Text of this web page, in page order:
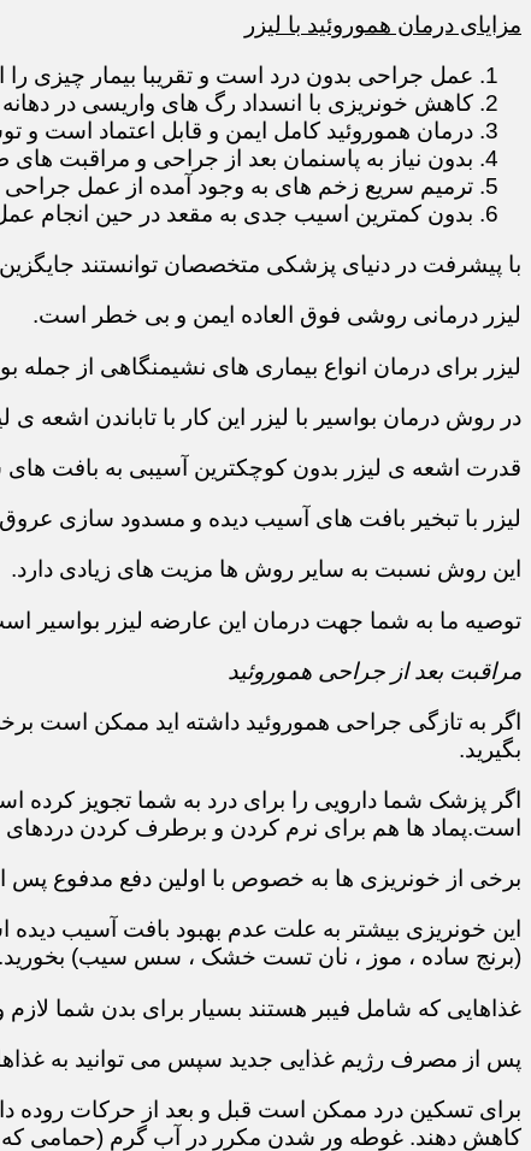
مزایای درمان هموروئید با لیزر
عمل جراحی بدون درد است و تقریبا بیمار چیزی
کاهش خونریزی با انسداد رگ های واریسی در
درمان هموروئید کامل ایمن و قابل اعتماد است و
بدون نیاز به پاسنمان بعد از جراحی و مراقبت های
ترمیم سریع زخم های به وجود آمده از عمل جراحی
بدون کمترین اسیب جدی به مقعد در حین انجام
با پیشرفت در دنیای پزشکی متخصصان توانستند
لیزر درمانی روشی فوق العاده ایمن و بی خطر است.
لیزر برای درمان انواع بیماری های نشیمنگاهی از جمله
در روش درمان بواسیر با لیزر این کار با تاباندن
قدرت اشعه ی لیزر بدون کوچکترین آسیبی به بافت
لیزر با تبخیر بافت های آسیب دیده و مسدود سازی
این روش نسبت به سایر روش ها مزیت های زیادی دارد.
توصیه ما به شما جهت درمان این عارضه لیزر بواسیر
مراقبت بعد از جراحی هموروئید
اگر به تازگی جراحی هموروئید داشته اید ممکن است
بگیرید.
اگر پزشک شما دارویی را برای درد به شما تجویز
است.پماد ها هم برای نرم کردن و برطرف کردن
برخی از خونریزی ها به خصوص با اولین دفع مدفوع
این خونریزی بیشتر به علت عدم بهبود بافت آسیب
(برنج ساده ، موز ، نان تست خشک ، سس سیب) بخورید.
غذاهایی که شامل فیبر هستند بسیار برای بدن شما
پس از مصرف رژیم غذایی جدید سپس می توانید به
برای تسکین درد ممکن است قبل و بعد از حرکات روده
کاهش دهند. غوطه ور شدن مکرر در آب گرم (حمامی